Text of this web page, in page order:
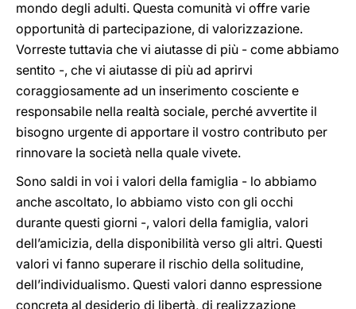
mondo degli adulti. Questa comunità vi offre varie
opportunità di partecipazione, di valorizzazione.
Vorreste tuttavia che vi aiutasse di più - come abbiamo
sentito -, che vi aiutasse di più ad aprirvi
coraggiosamente ad un inserimento cosciente e
responsabile nella realtà sociale, perché avvertite il
bisogno urgente di apportare il vostro contributo per
rinnovare la società nella quale vivete.
Sono saldi in voi i valori della famiglia - lo abbiamo
anche ascoltato, lo abbiamo visto con gli occhi
durante questi giorni -, valori della famiglia, valori
dell’amicizia, della disponibilità verso gli altri. Questi
valori vi fanno superare il rischio della solitudine,
dell’individualismo. Questi valori danno espressione
concreta al desiderio di libertà, di realizzazione